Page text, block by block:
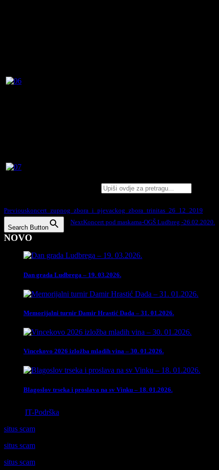
Previouskoncert_zupnog_zbora_i_pjevackog_zbora_trinitas_26_12_2019
NextKoncert pod maskama-OGŠ Ludbreg -26.02.2020.
Search Button
NOVO
Dan grada Ludbrega – 19. 03.2026.
Memorijalni turnir Damir Hrastić Dada – 31. 01.2026.
Vincekovo 2026 izložba mladih vina – 30. 01.2026.
Blagoslov trseka i proslava na sv Vinku – 18. 01.2026.
IT-Podrška
situs scam
situs scam
situs scam